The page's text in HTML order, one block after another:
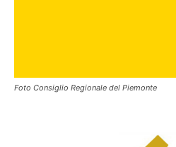
Foto Consiglio Regionale del Piemonte